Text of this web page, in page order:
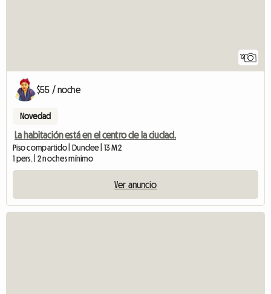
12
$55 / noche
Novedad
La habitación está en el centro de la ciudad.
Piso compartido | Dundee | 13 M2
1 pers. | 2 noches mínimo
Ver anuncio